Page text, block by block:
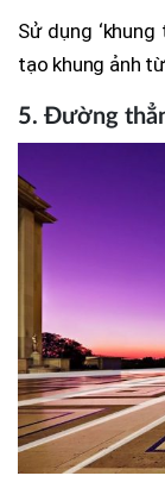
Sử dụng
tạo khung ảnh
5. Đường